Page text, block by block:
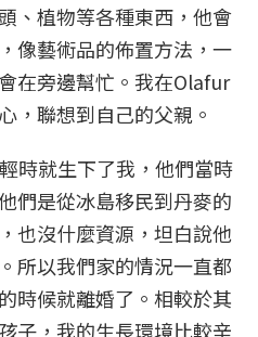
、植物等各種東西，他會
像藝術品的佈置方法，一
在旁邊幫忙。我在Olafur
，聯想到自己的父親。
時就生下了我，他們當時
們是從冰島移民到丹麥的
也沒什麼資源，坦白說他
所以我們家的情況一直都
時候就離婚了。相較於其
子，我的生長環境比較辛